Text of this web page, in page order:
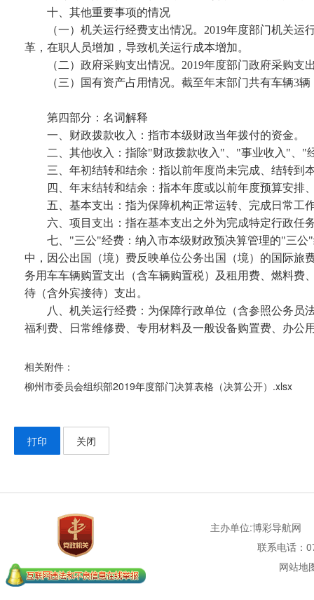
十、其他重要事项的情况
（一）机关运行经费支出情况。 2019年度部门机关运
革，在职人员增加，导致机关运行成本增加。
（二）政府采购支出情况。 2019年度部门政府采购支
（三）国有资产占用情况。截至年末部门共有车辆3辆
第四部分：名词解释
一、 财政拨款收入：指市本级财政当年拨付的资金。
二、 其他收入：指除"财政拨款收入"、"事业收入"、"
三、 年初结转和结余：指以前年度尚未完成、结转到
四、 年末结转和结余：指本年度或以前年度预算安排
五、 基本支出：指为保障机构正常运转、完成日常工
六、 项目支出：指在基本支出之外为完成特定行政任
七、 "三公"经费：纳入市本级财政预决算管理的"三
中，因公出国（境）费反映单位公务出国（境）的国际
务用车车辆购置支出（含车辆购置税）及租用费、燃料费
待（含外宾接待）支出。
八、 机关运行经费：为保障行政单位（含参照公务员
福利费、日常维修费、专用材料及一般设备购置费、办公
相关附件：
柳州市委员会组织部2019年度部门决算表格（决算公开）.xlsx
打印 关闭
主办单位:博彩导航网
联系电话：
网站地